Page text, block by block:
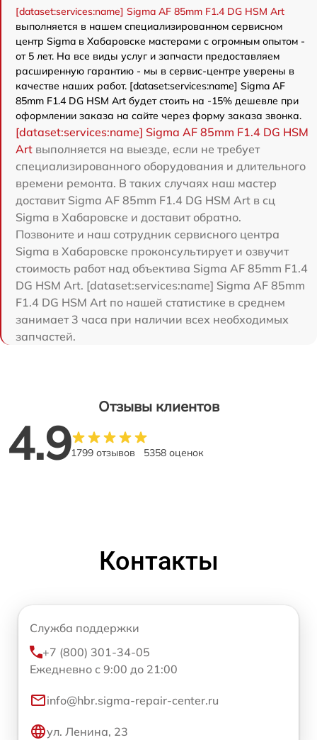
[dataset:services:name] Sigma AF 85mm F1.4 DG HSM Art
выполняется в нашем специализированном сервисном
центр Sigma в Хабаровске мастерами с огромным опытом -
от 5 лет. На все виды услуг и запчасти предоставляем
расширенную гарантию - мы в сервис-центре уверены в
качестве наших работ. [dataset:services:name] Sigma AF
85mm F1.4 DG HSM Art будет стоить на -15% дешевле при
оформлении заказа на сайте через форму заказа звонка.
[dataset:services:name] Sigma AF 85mm F1.4 DG HSM
Art выполняется на выезде, если не требует
специализированного оборудования и длительного
времени ремонта. В таких случаях наш мастер
доставит Sigma AF 85mm F1.4 DG HSM Art в сц
Sigma в Хабаровске и доставит обратно.
Позвоните и наш сотрудник сервисного центра
Sigma в Хабаровске проконсультирует и озвучит
стоимость работ над объектива Sigma AF 85mm F1.4
DG HSM Art. [dataset:services:name] Sigma AF 85mm
F1.4 DG HSM Art по нашей статистике в среднем
занимает 3 часа при наличии всех необходимых
запчастей.
Отзывы клиентов
4.91799 отзывов 5358 оценок
Контакты
Служба поддержки
+7 (800) 301-34-05
Ежедневно с 9:00 до 21:00
info@hbr.sigma-repair-center.ru
ул. Ленина, 23